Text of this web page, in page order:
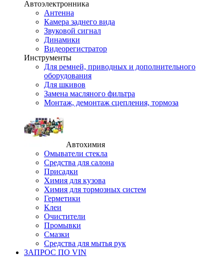
Автоэлектронника
Антенна
Камера заднего вида
Звуковой сигнал
Динамики
Видеорегистратор
Инструменты
Для ремней, приводных и дополнительного
оборудования
Для шкивов
Замена масляного фильтра
Монтаж, демонтаж сцепления, тормоза
Автохимия
Омыватели стекла
Средства для салона
Присадки
Химия для кузова
Химия для тормозных систем
Герметики
Клеи
Очистители
Промывки
Смазки
Средства для мытья рук
ЗАПРОС ПО VIN